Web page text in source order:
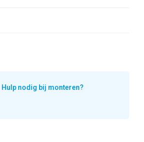
Hulp nodig bij monteren?